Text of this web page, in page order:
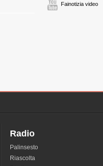
Fainotizia video
Radio
Palinsesto
Riascolta